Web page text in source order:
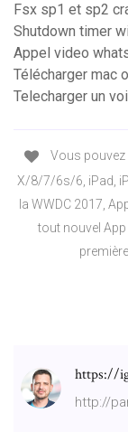
Fsx sp1 et sp2
Shutdown timer
Appel video
Télécharger mac
Telecharger un
Vous pouvez
X/8/7/6s/6, iPad,
la WWDC 2017,
tout nouvel
https://
http://